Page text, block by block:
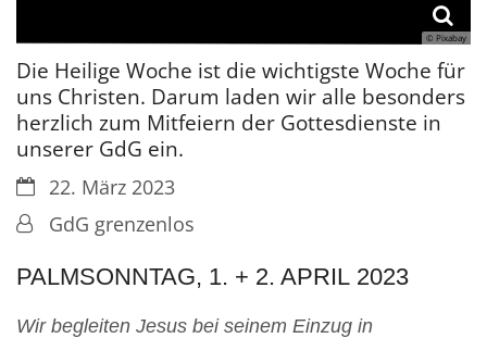
© Pixabay
Die Heilige Woche ist die wichtigste Woche für
uns Christen. Darum laden wir alle besonders
herzlich zum Mitfeiern der Gottesdienste in
unserer GdG ein.
Datum:22. März 2023
Von:GdG grenzenlos
PALMSONNTAG, 1. + 2. APRIL 2023
Wir begleiten Jesus bei seinem Einzug in